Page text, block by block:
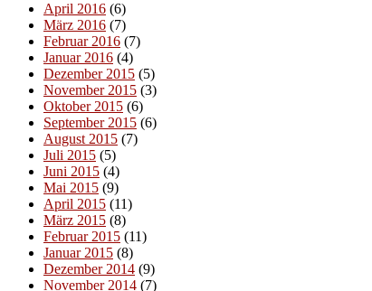
April 2016 (6)
März 2016 (7)
Februar 2016 (7)
Januar 2016 (4)
Dezember 2015 (5)
November 2015 (3)
Oktober 2015 (6)
September 2015 (6)
August 2015 (7)
Juli 2015 (5)
Juni 2015 (4)
Mai 2015 (9)
April 2015 (11)
März 2015 (8)
Februar 2015 (11)
Januar 2015 (8)
Dezember 2014 (9)
November 2014 (7)